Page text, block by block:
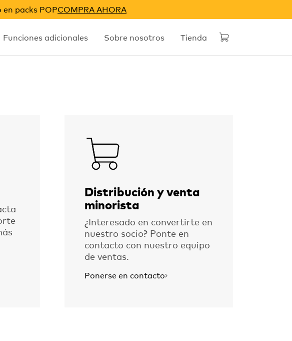
packs POPCOMPRA AHORA
Funciones adicionales Sobre nosotros Tienda
Distribución y venta
minorista
¿Interesado en convertirte en
nuestro socio? Ponte en
contacto con nuestro equipo
de ventas.
Ponerse en contacto